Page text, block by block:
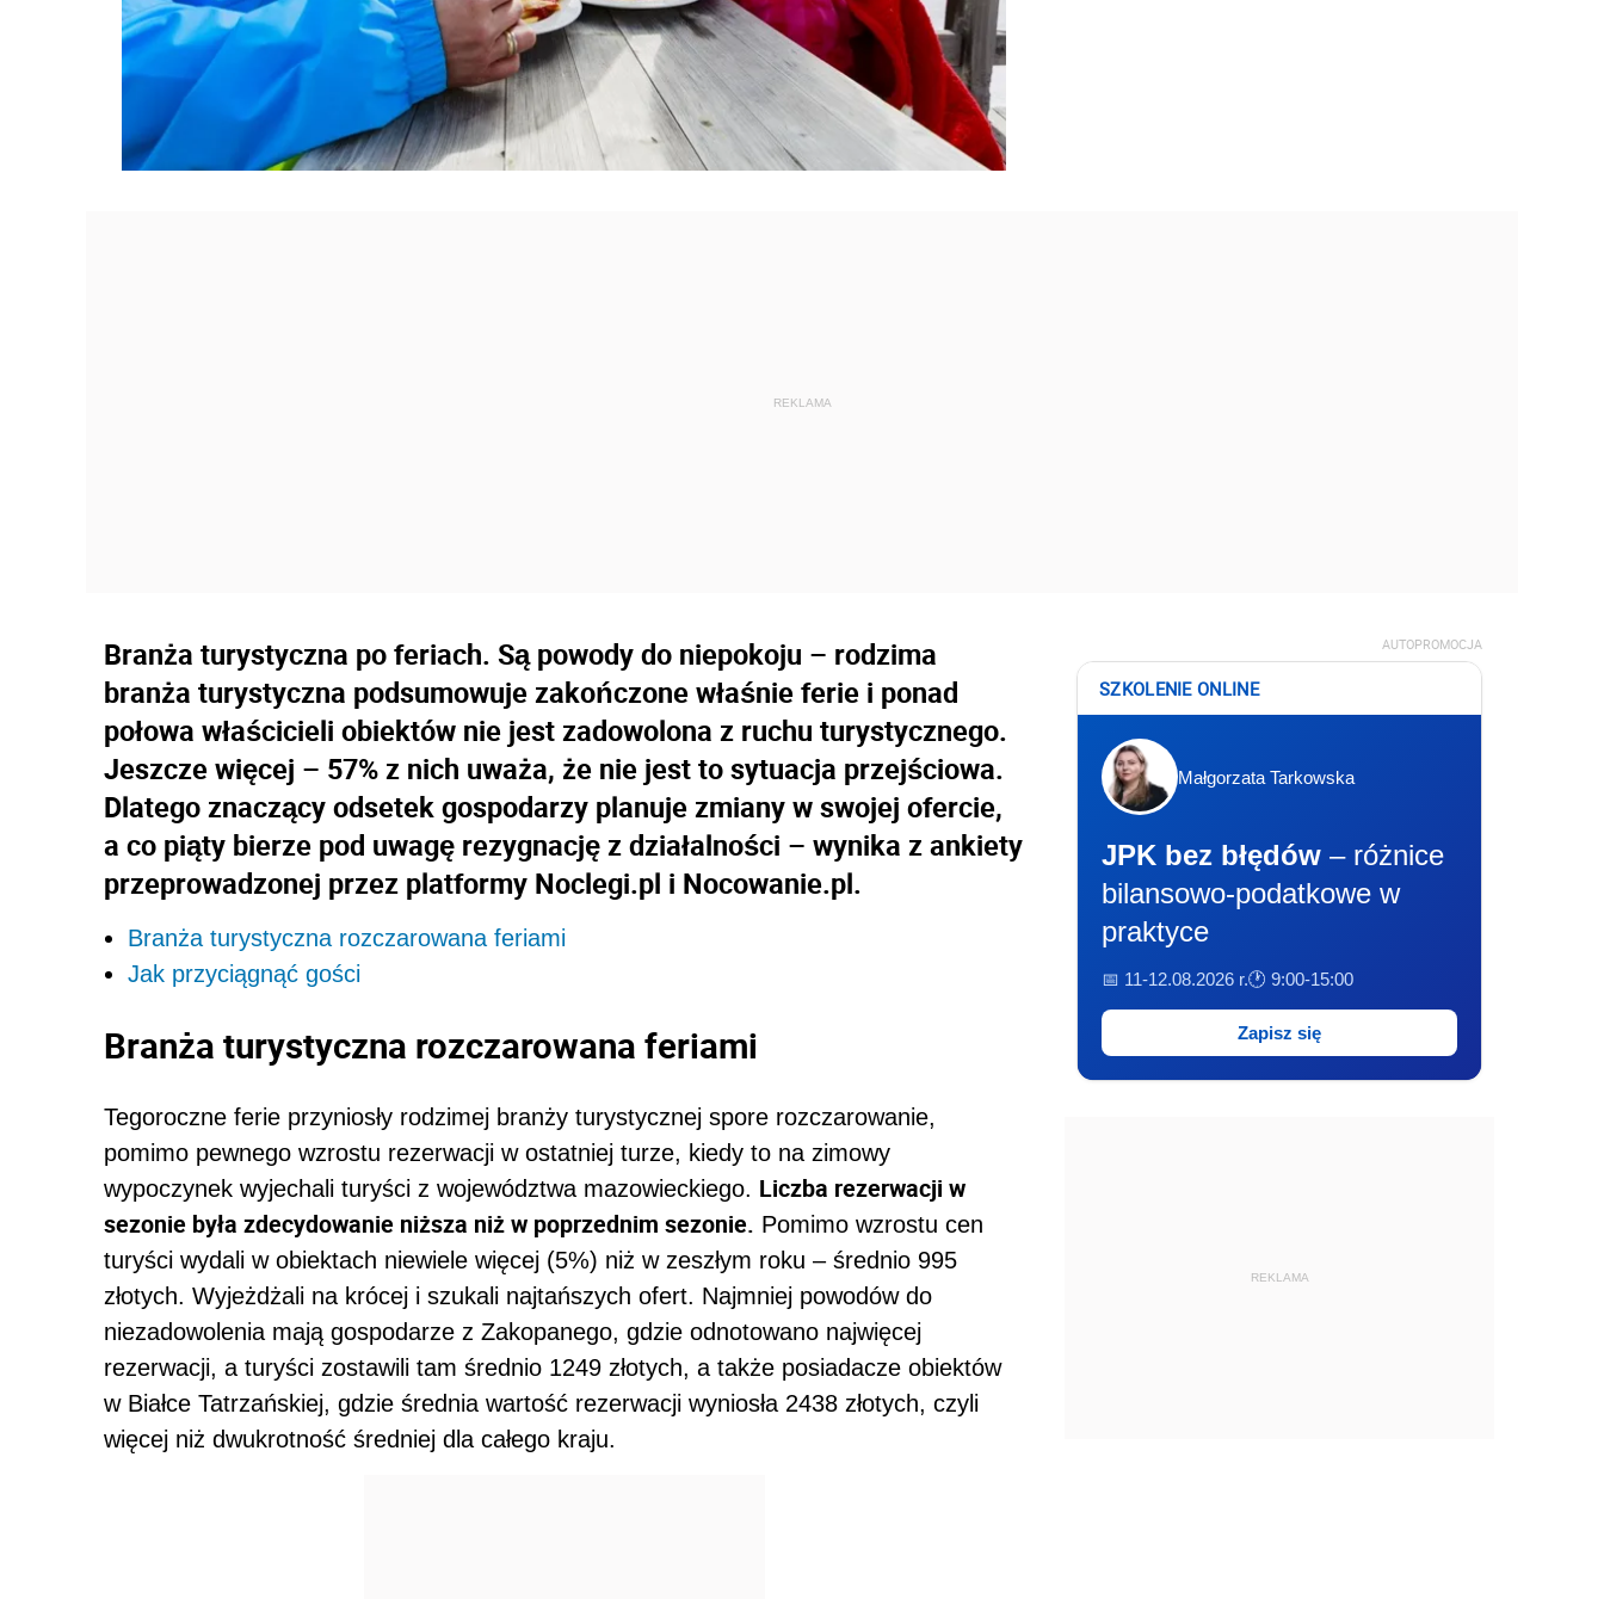
Branża turystyczna po feriach. Są powody do niepokoju – rodzima
branża turystyczna podsumowuje zakończone właśnie ferie i ponad
połowa właścicieli obiektów nie jest zadowolona z ruchu turystycznego.
Jeszcze więcej – 57% z nich uważa, że nie jest to sytuacja przejściowa.
Dlatego znaczący odsetek gospodarzy planuje zmiany w swojej ofercie,
a co piąty bierze pod uwagę rezygnację z działalności – wynika z ankiety
przeprowadzonej przez platformy Noclegi.pl i Nocowanie.pl.
Branża turystyczna rozczarowana feriami
Jak przyciągnąć gości
Branża turystyczna rozczarowana feriami
Tegoroczne ferie przyniosły rodzimej branży turystycznej spore rozczarowanie,
pomimo pewnego wzrostu rezerwacji w ostatniej turze, kiedy to na zimowy
wypoczynek wyjechali turyści z województwa mazowieckiego. Liczba rezerwacji w
sezonie była zdecydowanie niższa niż w poprzednim sezonie. Pomimo wzrostu cen
turyści wydali w obiektach niewiele więcej (5%) niż w zeszłym roku – średnio 995
złotych. Wyjeżdżali na krócej i szukali najtańszych ofert. Najmniej powodów do
niezadowolenia mają gospodarze z Zakopanego, gdzie odnotowano najwięcej
rezerwacji, a turyści zostawili tam średnio 1249 złotych, a także posiadacze obiektów
w Białce Tatrzańskiej, gdzie średnia wartość rezerwacji wyniosła 2438 złotych, czyli
więcej niż dwukrotność średniej dla całego kraju.
AUTOPROMOCJA
SZKOLENIE ONLINE
Małgorzata Tarkowska
JPK bez błędów – różnice
bilansowo-podatkowe w
praktyce
📅 11-12.08.2026 r.🕐 9:00-15:00
Zapisz się
REKLAMA